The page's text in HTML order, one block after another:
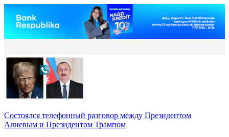
Состоялся телефонный разговор между Президентом
Алиевым и Президентом Трампом